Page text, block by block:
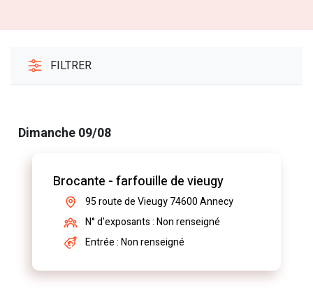
FILTRER
Dimanche 09/08
Brocante - farfouille de vieugy
95 route de Vieugy 74600 Annecy
N° d'exposants : Non renseigné
Entrée : Non renseigné